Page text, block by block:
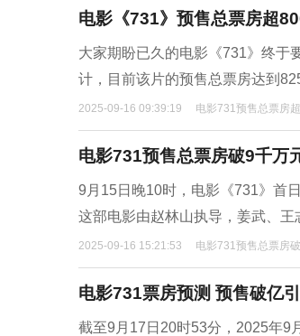
电影《731》预售总票房超
大家期盼已久的电影《731》终于
计，目前该片的预售总票房达到
2025-09-16 09:39:19 电影731预售总票房
电影731预售总票房破9千万
9月15日晚10时，电影《731》首
这部电影由赵林山执导，姜武、
2025-09-16 15:21:53 电影731预售总票房
电影731票房预测 预售破亿
截至9月17日20时53分，2025年9